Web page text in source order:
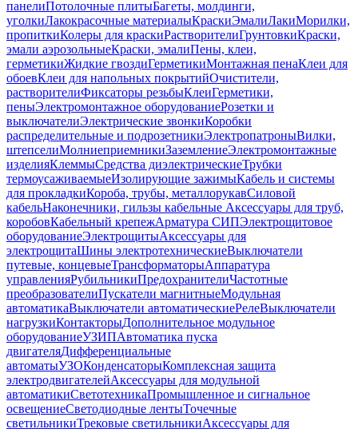
панелиПотолочные плитыБагеты, молдинги,
уголкиЛакокрасочные материалыКраскиЭмалиЛакиМорилки,
пропиткиКолеры для краскиРастворителиГрунтовкиКраски,
эмали аэрозольныеКраски, эмалиПены, клеи,
герметикиЖидкие гвоздиГерметикиМонтажная пенаКлеи для
обоевКлеи для напольных покрытийОчистители,
растворителиФиксаторы резьбыКлеиГерметики,
пеныЭлектромонтажное оборудованиеРозетки и
выключателиЭлектрические звонкиКоробки
распределительные и подрозетникиЭлектропатроныВилки,
штепселиМолниеприемникиЗаземлениеЭлектромонтажные
изделияКлеммыСредства диэлектрическиеТрубки
термоусаживаемыеИзолирующие зажимыКабель и системы
для прокладкиКороба, трубы, металлорукавСиловой
кабельНаконечники, гильзы кабельные Аксессуары для труб,
коробовКабельный крепежАрматура СИПЭлектрощитовое
оборудованиеЭлектрощитыАксессуары для
электрощитаШины электротехническиеВыключатели
путевые, концевыеТрансформаторыАппаратура
управленияРубильникиПредохранителиЧастотные
преобразователиПускатели магнитныеМодульная
автоматикаВыключатели автоматическиеРелеВыключатели
нагрузкиКонтакторыДополнительное модульное
оборудованиеУЗИПАвтоматика пуска
двигателяДифференциальные
автоматыУЗОКонденсаторыКомплексная защита
электродвигателейАксессуары для модульной
автоматикиСветотехникаПромышленное и сигнальное
освещениеСветодиодные лентыТочечные
светильникиТрековые светильникиАксессуары для